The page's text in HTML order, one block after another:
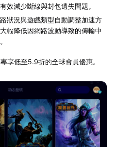
效減少斷線與封包遺失問題。
狀況與遊戲類型自動調整加速方
幅降低因網路波動導致的傳輸中
享低至5.9折的全球會員優惠。